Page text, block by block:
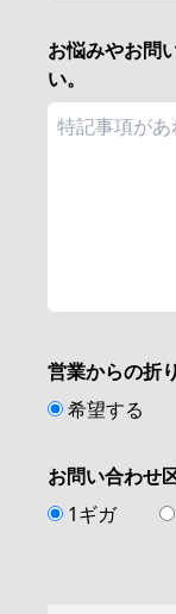
お悩みやお問
い。
営業からの折
希望する
お問い合わせ
1ギガ